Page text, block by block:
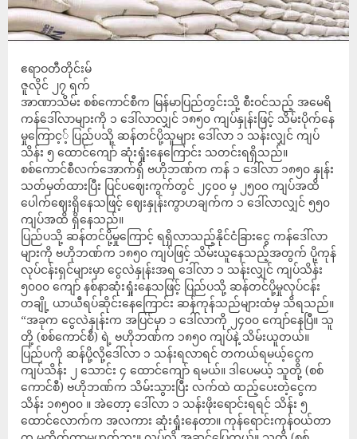
ဧရာဝတီတိုင်းမ်
ဇူလိုင် ၂၇ ရက်
အာဏာသိမ်း စစ်ကောင်စီက မြန်မာပြည်တွင်းသို့ စီးဝင်သည့် အမေရိ
ကန်ဒေါ်လာများကို ၁ ဒေါ်လာလျှင် ၁၈၅၀ ကျပ်နှုန်းဖြင့် သိမ်းပိုက်နေ
မှုကြောင့့် ပြည်ပသို့ ဆန်တင်ပို့သူများ ဒေါ်လာ ၁ သန်းလျှင် ကျပ်
သိန်း ၅ ထောင်ကျော် ဆုံးရှုံးနေကြောင်း သတင်းရရှိသည်။
စစ်ကောင်စီလက်အောက်ရှိ ဗဟိုဘဏ်က ကန် ၁ ဒေါ်လာ ၁၈၅၀ နှုန်း
သတ်မှတ်ထားပြီး ပြင်ပဈေးကွက်တွင် ၂၄၀၀ မှ ၂၅၀၀ ကျပ်အထိ
ပေါက်ဈေးရှိနေသဖြင့် ဈေးနှုန်းကွာဟချက်က ၁ ဒေါ်လာလျှင် ၅၅၀
ကျပ်အထိ ရှိနေသည်။
ပြည်ပသို့ ဆန်တင်ပို့မှုကြောင့် ရရှိလာသည့်နိုင်ငံခြားငွေ ကန်ဒေါ်လာ
များကို ဗဟိုဘဏ်က ၁၈၅၀ ကျပ်ဖြင့် သိမ်းယူနေသည့်အတွက် ပို့ကုန်
လုပ်ငန်းရှင်များမှာ ငွေလဲနှုန်းအရ ဒေါ်လာ ၁ သန်းလျှင် ကျပ်သိန်း
၅၀၀၀ ကျော် နစ်နာဆုံးရှုံးနေသဖြင့် ပြည်ပသို့ ဆန်တင်ပို့မှုလုပ်ငန်း
တချို့ ယာယီရပ်ဆိုင်းနေကြောင်း ဆန်ကုန်သည်များထံမှ သိရသည်။
“အခုက ငွေလဲနှုန်းက အပြင်မှာ ၁ ဒေါ်လာကို ၂၄၀၀ ကျော်နေပြီ။ သူ
တို့ (စစ်ကောင်စီ) ရဲ့ ဗဟိုဘဏ်က ၁၈၅၀ ကျပ်နဲ့ သိမ်းယူတယ်။
ပြည်ပကို ဆန်ပို့လို့ဒေါ်လာ ၁ သန်းရလာရင် တကယ်ရမယ့်ငွေက
ကျပ်သိန်း ၂ သောင်း ၄ ထောင်ကျော် ရမယ်။ ဒါပေမယ့် သူတို့ (စစ်
ကောင်စီ) ဗဟိုဘဏ်က သိမ်းသွားပြီး လက်ထဲ ထည့်ပေးတဲ့ငွေက
သိန်း ၁၈၅၀၀ ။ အဲတော့ ဒေါ်လာ ၁ သန်းဖိုးရောင်းရရင် သိန်း ၅
ထောင်လောက်က အလကား ဆုံးရှုံးနေတာ။ ကုန်ရောင်းကုန်ဝယ်တာ